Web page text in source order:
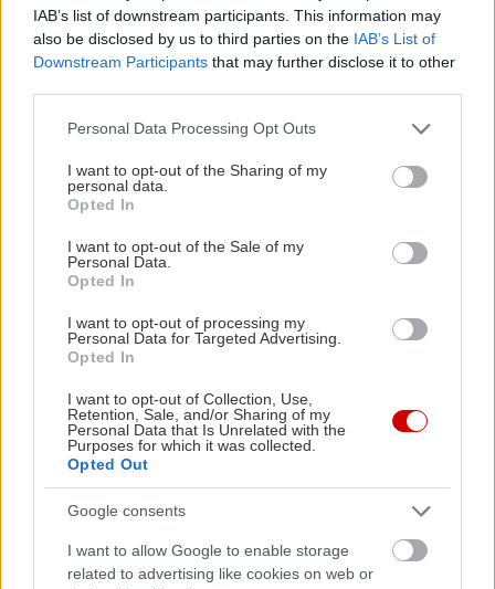
IAB’s list of downstream participants. This information may
also be disclosed by us to third parties on the IAB’s List of
Downstream Participants that may further disclose it to other
Please note that this website/app uses one or more Google
not limited to your visit or usage behaviour. You may click to
grant or deny consent to Google and its third-party tags to
use your data for below specified purposes in below Google
consent section.
Personal Data Processing Opt Outs
I want to opt-out of the Sharing of my
personal data.
Opted In
I want to opt-out of the Sale of my
Personal Data.
Opted In
I want to opt-out of processing my
Personal Data for Targeted Advertising.
Opted In
I want to opt-out of Collection, Use,
Retention, Sale, and/or Sharing of my
Personal Data that Is Unrelated with the
Purposes for which it was collected.
Opted Out
Google consents
I want to allow Google to enable storage
related to advertising like cookies on web or
εμφανές άλλωστε και από τα εκπληκτικής
αρχιτεκτονικής κτίρια. Η περιοχή σήμερα
θεωρείται από πολλούς παρηκμασμένη, ίσως και
γνωρίζουν, όμως, και μάλιστα όσοι έχουν
βρεθεί στη Hoxton Square, της Old Street, θα
την χαρακτήριζαν «cool».
Η περιοχή γύρω από το Hoxton Square
«εφευρέθηκε» στις αρχές του ‘90. Μέχρι τότε
υπήρχε μόνο μία άχαρη, αδιάφορη έως και
κακόφημη περιοχή, στην οποία δίσταζαν ακόμα
και οι ταξιτζήδες να πάνε κάποιον. Κι όμως, εκεί,
όπου οι κάτοικοι ντύνονταν φτωχικά και
είχαν μίζερα κουρέματα, επέλεξαν οι ανερχόμενοι
καλλιτέχνες της δεκαετίας να τοποθετήσουν τις
εκθέσεις και τα καταστήματά τους. Το skinhead
look σύντομα αντικαταστάθηκε από ό,τι πιο
μοδάτο και τολμηρό, ενώ τα ερειπωμένα σπίτια